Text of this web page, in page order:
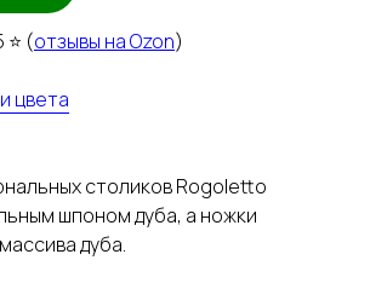
⭐ (отзывы на Ozon)
цвета
столиков Rogoletto
шпоном дуба, а ножки
дуба.